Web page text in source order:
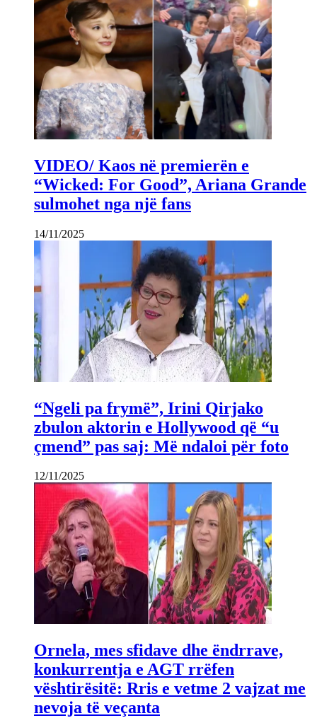
VIDEO/ Kaos në premierën e
“Wicked: For Good”, Ariana Grande
sulmohet nga një fans
14/11/2025
“Ngeli pa frymë”, Irini Qirjako
zbulon aktorin e Hollywood që “u
çmend” pas saj: Më ndaloi për foto
12/11/2025
Ornela, mes sfidave dhe ëndrrave,
konkurrentja e AGT rrëfen
vështirësitë: Rris e vetme 2 vajzat me
nevoja të veçanta